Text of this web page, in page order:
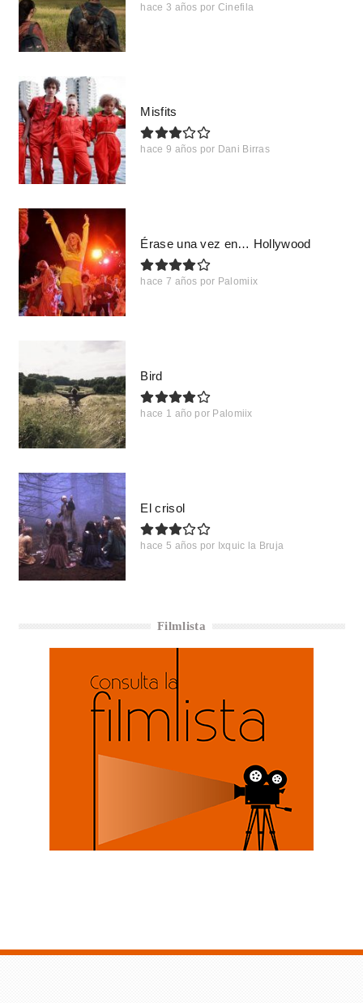
hace 3 años por Cinefila
Misfits
hace 9 años por Dani Birras
Érase una vez en… Hollywood
hace 7 años por Palomiix
Bird
hace 1 año por Palomiix
El crisol
hace 5 años por Ixquic la Bruja
Filmlista